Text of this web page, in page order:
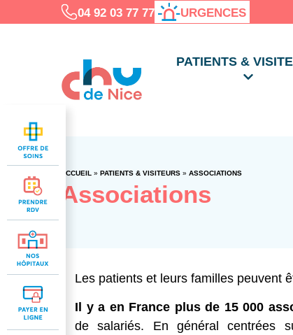
04 92 03 77 77 URGENCES
PATIENTS &
ACCUEIL » PATIENTS & VISITEURS » ASSOCIATIONS
Associations
Les patients et leurs familles peuvent
Il y a en France plus de 15 000
de salariés. En général centrées